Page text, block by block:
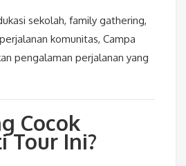
sekolah, family gathering,
komunitas, Campa
pengalaman perjalanan yang
Cocok
Tour Ini?